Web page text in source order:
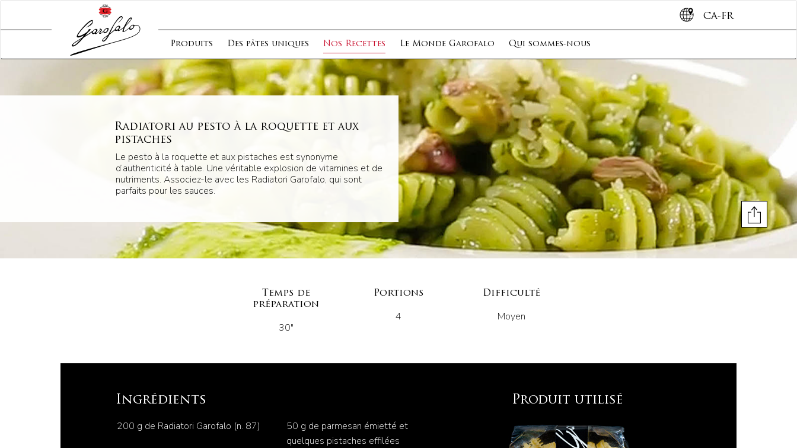
Produits Des pâtes uniques Nos Recettes Le Monde Garofalo Qui sommes-nous
CA-FR
Radiatori au pesto à la roquette et aux
pistaches
Le pesto à la roquette et aux pistaches est synonyme
d’authenticité à table. Une véritable explosion de vitamines et de
nutriments. Associez-le avec les Radiatori Garofalo, qui sont
parfaits pour les sauces.
Temps de
préparation
30"
Portions
4
Difficulté
Moyen
Ingrédients
200 g de Radiatori Garofalo (n. 87)
50 g de parmesan émietté et
quelques pistaches effilées
Produit utilisé